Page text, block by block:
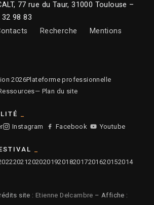
77 rue du Taur, 31000 Toulouse –
98 83
Recherche
Mentions
2026Plateforme professionnelle
— Plan du site
Instagram Facebook Youtube
20212020201920182017201620152014
site : Etienne Delcambre – Affiche :